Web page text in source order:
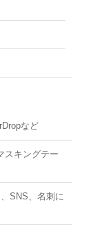
など
スキングテー
SNS、名刺に